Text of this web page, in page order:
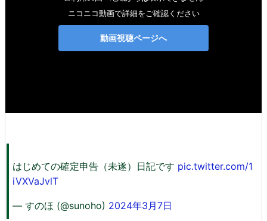
はじめての確定申告（未遂）日記です pic.twitter.com/1
iVXVaJvlT
— すのほ (@sunoho) 2024年3月7日